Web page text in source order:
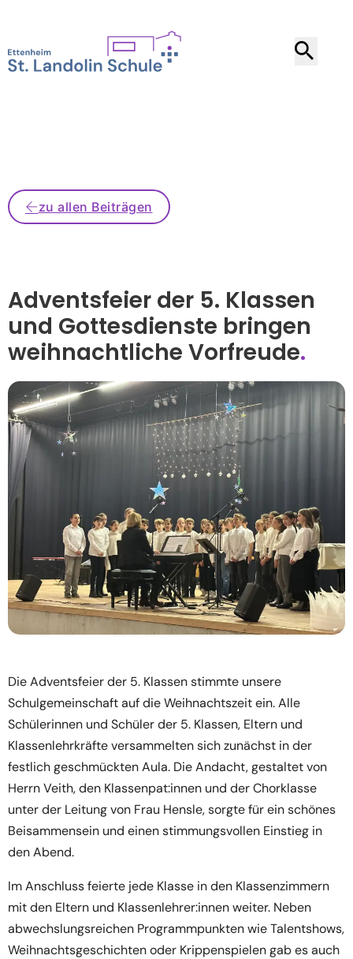
zu allen Beiträgen
Adventsfeier der 5. Klassen
und Gottesdienste bringen
weihnachtliche Vorfreude.
Die Adventsfeier der 5. Klassen stimmte unsere
Schulgemeinschaft auf die Weihnachtszeit ein. Alle
Schülerinnen und Schüler der 5. Klassen, Eltern und
Klassenlehrkräfte versammelten sich zunächst in der
festlich geschmückten Aula. Die Andacht, gestaltet von
Herrn Veith, den Klassenpat:innen und der Chorklasse
unter der Leitung von Frau Hensle, sorgte für ein schönes
Beisammensein und einen stimmungsvollen Einstieg in
den Abend.
Im Anschluss feierte jede Klasse in den Klassenzimmern
mit den Eltern und Klassenlehrer:innen weiter. Neben
abwechslungsreichen Programmpunkten wie Talentshows,
Weihnachtsgeschichten oder Krippenspielen gab es auch